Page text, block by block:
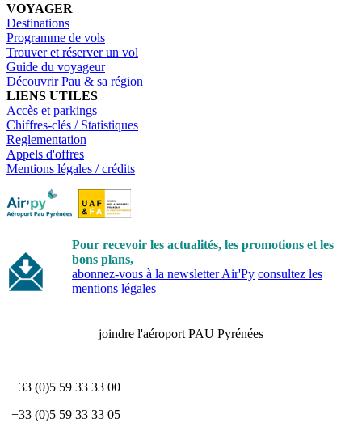
VOYAGER
Destinations
Programme de vols
Trouver et réserver un vol
Guide du voyageur
Découvrir Pau & sa région
LIENS UTILES
Accès et parkings
Chiffres-clés / Statistiques
Reglementation
Appels d'offres
Mentions légales / crédits
Pour recevoir les actualités, les promotions et les
bons plans,
abonnez-vous à la newsletter Air'Py consultez les
mentions légales
joindre l'aéroport PAU Pyrénées
+33 (0)5 59 33 33 00
+33 (0)5 59 33 33 05